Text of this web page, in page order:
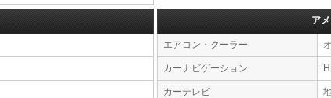
ア
エアコン・クーラー
カーナビゲーション
カーテレビ